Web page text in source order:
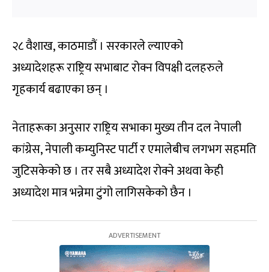
२८ वैशाख, काठमाडौं । सरकारले ल्याएको
अध्यादेशहरू राष्ट्रिय सभाबाट रोक्न विपक्षी दलहरुले
गृहकार्य बढाएका छन् ।
नेताहरूका अनुसार राष्ट्रिय सभाका मुख्य तीन दल नेपाली
कांग्रेस, नेपाली कम्युनिस्ट पार्टी र एमालेबीच लगभग सहमति
जुटिसकेको छ । तर सबै अध्यादेश रोक्ने अथवा केही
अध्यादेश मात्र भन्नेमा टुंगो लागिसकेको छैन ।